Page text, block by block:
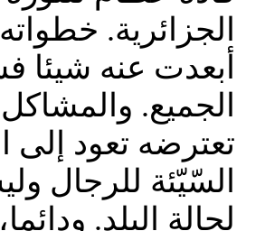
الجزائرية. خطواته
أبعدت عنه شيئا
الجميع. والمشاكل
تعترضه تعود إلى
السّيّئة للرجال
لحالة البلد.